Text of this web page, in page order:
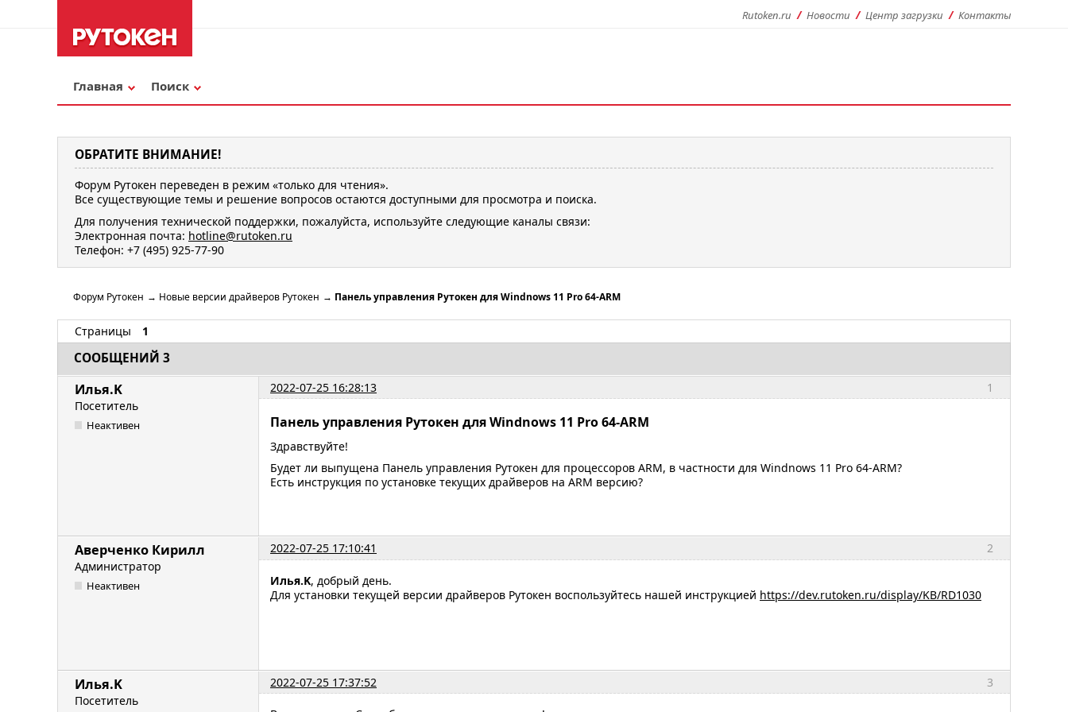
Rutoken.ru Новости Центр загрузки Контакты
Главная Поиск
ОБРАТИТЕ ВНИМАНИЕ!
Форум Рутокен переведен в режим «только для чтения».
Все существующие темы и решение вопросов остаются доступными для просмотра и поиска.
Для получения технической поддержки, пожалуйста, используйте следующие каналы связи:
Электронная почта: hotline@rutoken.ru
Телефон: +7 (495) 925-77-90
Форум Рутокен → Новые версии драйверов Рутокен → Панель управления Рутокен для Windnows 11 Pro 64-ARM
Страницы 1
СООБЩЕНИЙ 3
1
Илья.K
2022-07-25 16:28:13
Посетитель
Неактивен Панель управления Рутокен для Windnows 11 Pro 64-ARM
Здравствуйте!
Будет ли выпущена Панель управления Рутокен для процессоров ARM, в частности для Windnows 11 Pro 64-ARM?
Есть инструкция по установке текущих драйверов на ARM версию?
2
Аверченко Кирилл
2022-07-25 17:10:41
Администратор
Неактивен Илья.K, добрый день.
Для установки текущей версии драйверов Рутокен воспользуйтесь нашей инструкцией https://dev.rutoken.ru/display/KB/RD1030
3
Илья.K
2022-07-25 17:37:52
Посетитель